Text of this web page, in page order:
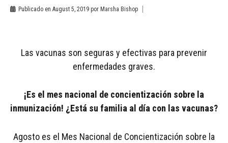
Publicado en August 5, 2019 por Marsha Bishop
Las vacunas son seguras y efectivas para prevenir
enfermedades graves.
¡Es el mes nacional de concientización sobre la
inmunización! ¿Está su familia al día con las vacunas?
Agosto es el Mes Nacional de Concientización sobre la